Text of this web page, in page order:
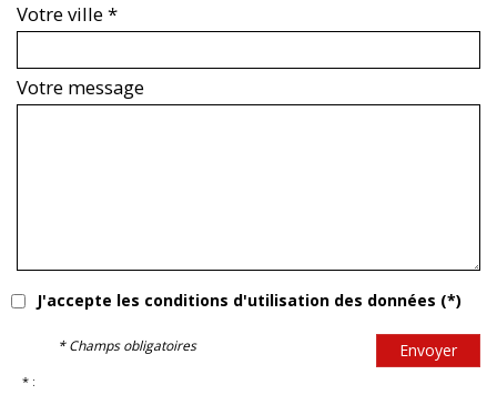
Votre ville *
Votre message
J'accepte les conditions d'utilisation des données (*)
Envoyer
* Champs obligatoires
* :